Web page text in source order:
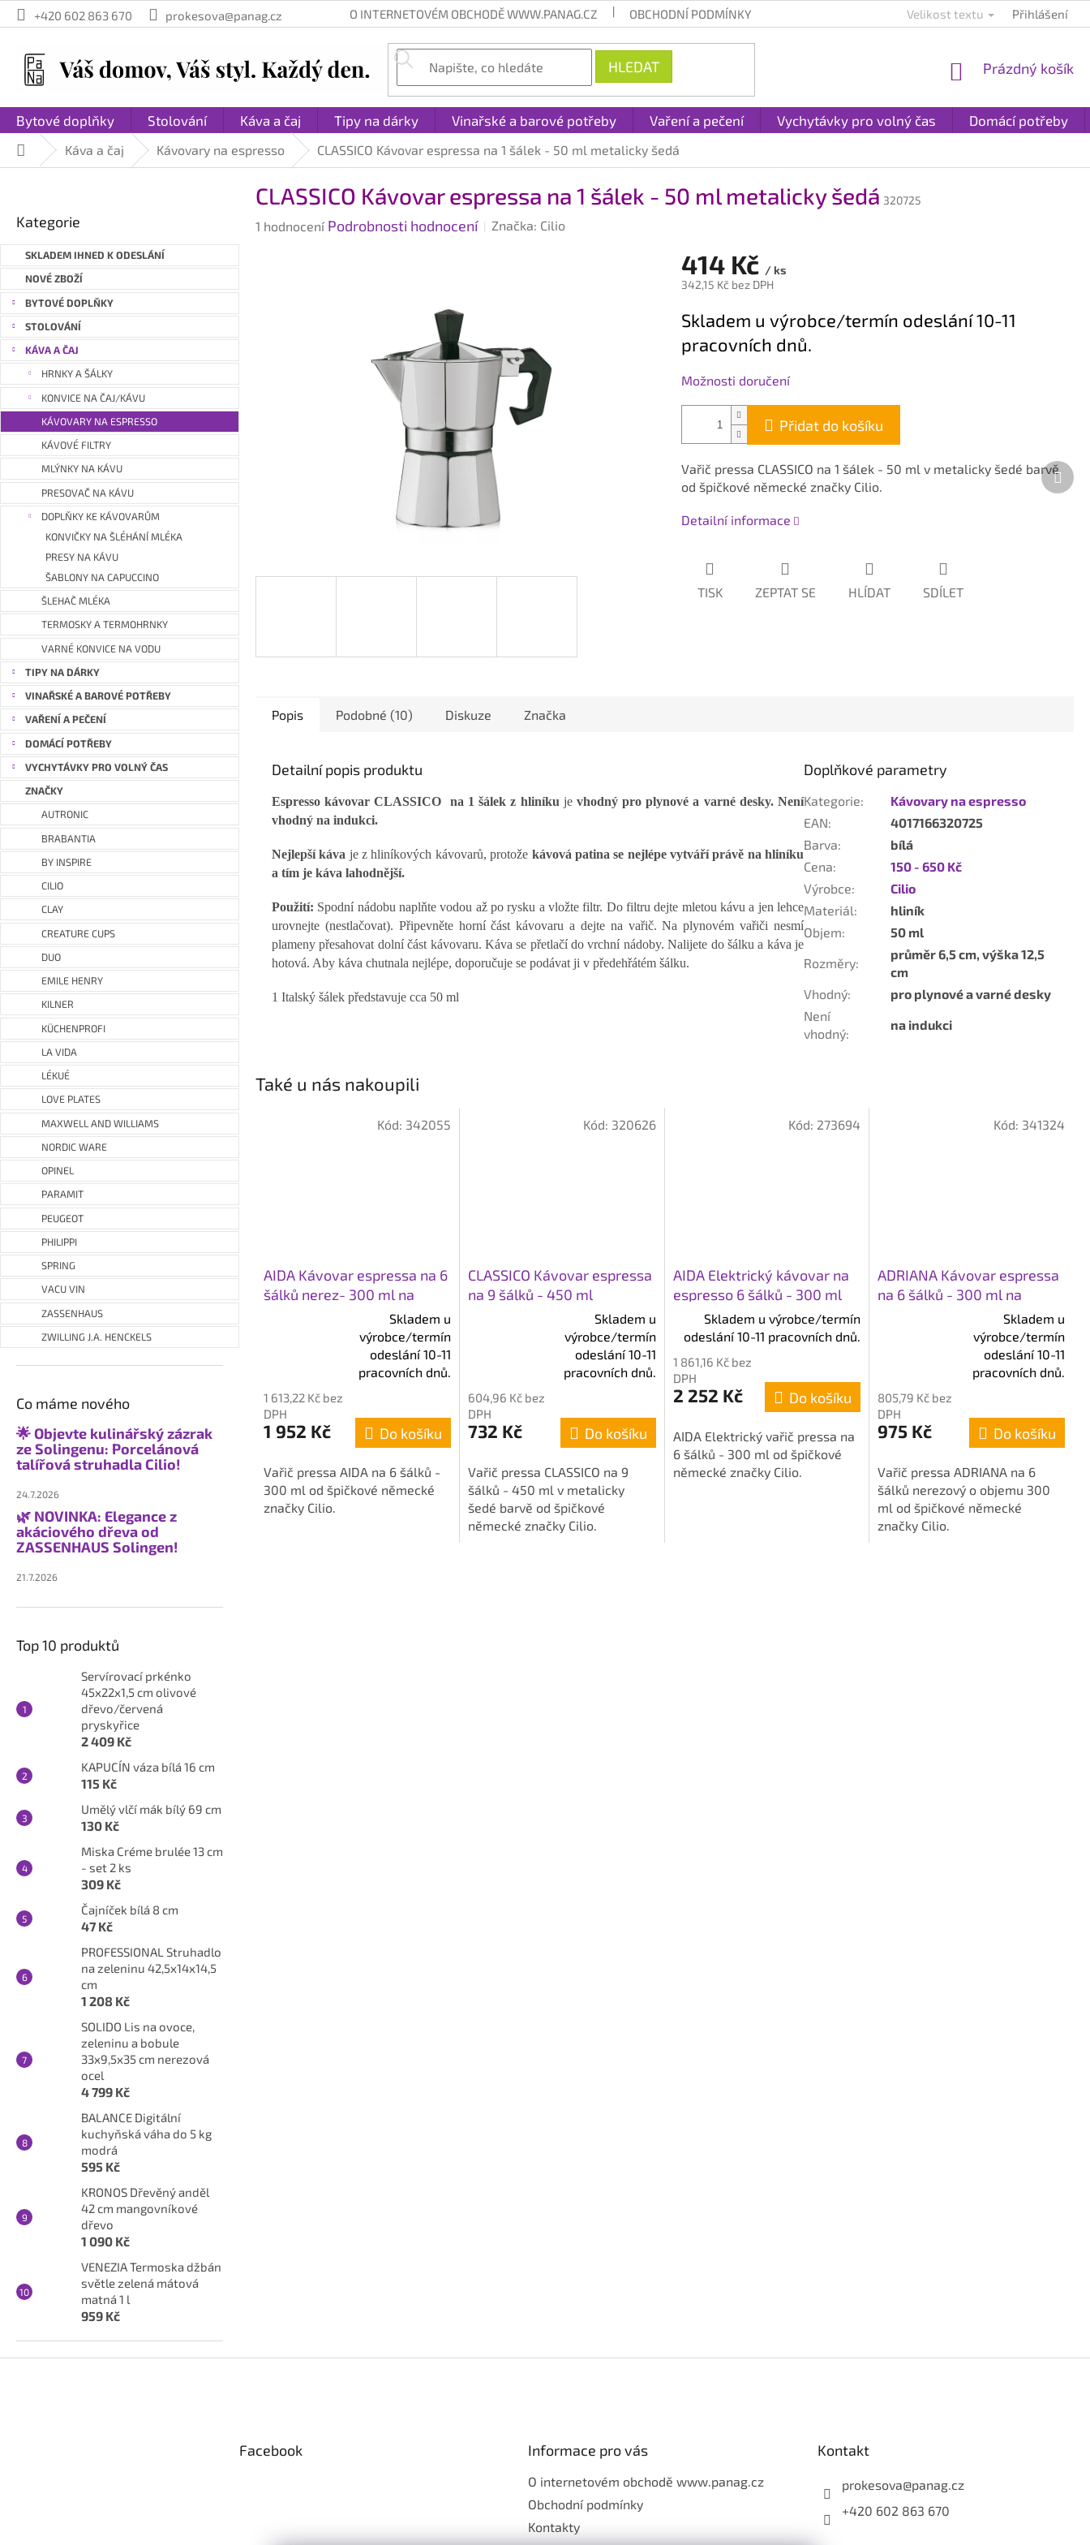
Přejít
na
+420 602 863 670 prokesova@panag.cz O INTERNETOVÉM OBCHODĚ WWW.PANAG.CZ OBCHODNÍ PODMÍNKY PLATBA A DOPRAVA REKLAMACE
Velikost textu Přihlášení
HLEDAT
NÁKUPNÍ
Prázdný košík
Bytové doplňky Stolování Káva a čaj Tipy na dárky Vinařské a barové potřeby Vaření a pečení Vychytávky pro volný čas Domácí potřeby
DomůKáva a čaj Kávovary na espresso CLASSICO Kávovar espressa na 1 šálek - 50 ml metalicky šedá
a
n
n
í
n
e
l
kategorie
Kategorie
SKLADEM IHNED K ODESLÁNÍ
NOVÉ ZBOŽÍ
BYTOVÉ DOPLŇKY
STOLOVÁNÍ
KÁVA A ČAJ
HRNKY A ŠÁLKY
KONVICE NA ČAJ/KÁVU
KÁVOVARY NA ESPRESSO
KÁVOVÉ FILTRY
MLÝNKY NA KÁVU
PRESOVAČ NA KÁVU
DOPLŇKY KE KÁVOVARŮM
KONVIČKY NA ŠLÉHÁNÍ MLÉKA
PRESY NA KÁVU
ŠABLONY NA CAPUCCINO
ŠLEHAČ MLÉKA
TERMOSKY A TERMOHRNKY
VARNÉ KONVICE NA VODU
TIPY NA DÁRKY
VINAŘSKÉ A BAROVÉ POTŘEBY
VAŘENÍ A PEČENÍ
DOMÁCÍ POTŘEBY
VYCHYTÁVKY PRO VOLNÝ ČAS
ZNAČKY
AUTRONIC
BRABANTIA
BY INSPIRE
CILIO
CLAY
CREATURE CUPS
DUO
EMILE HENRY
KILNER
KÜCHENPROFI
LA VIDA
LÉKUÉ
LOVE PLATES
MAXWELL AND WILLIAMS
NORDIC WARE
OPINEL
PARAMIT
PEUGEOT
PHILIPPI
SPRING
VACU VIN
ZASSENHAUS
ZWILLING J.A. HENCKELS
Co máme nového
🌟 Objevte kulinářský zázrak
ze Solingenu: Porcelánová
talířová struhadla Cilio!
24.7.2026
🌿 NOVINKA: Elegance z
akáciového dřeva od
ZASSENHAUS Solingen!
21.7.2026
Top 10 produktů
Servírovací prkénko
45x22x1,5 cm olivové
dřevo/červená
pryskyřice
2 409 Kč
KAPUCÍN váza bílá 16 cm
115 Kč
Umělý vlčí mák bílý 69 cm
130 Kč
Miska Créme brulée 13 cm
- set 2 ks
309 Kč
Čajníček bílá 8 cm
47 Kč
PROFESSIONAL Struhadlo
na zeleninu 42,5x14x14,5
cm
1 208 Kč
SOLIDO Lis na ovoce,
zeleninu a bobule
33x9,5x35 cm nerezová
ocel
4 799 Kč
BALANCE Digitální
kuchyňská váha do 5 kg
modrá
595 Kč
KRONOS Dřevěný anděl
42 cm mangovníkové
dřevo
1 090 Kč
VENEZIA Termoska džbán
světle zelená mátová
matná 1 l
959 Kč
CLASSICO Kávovar espressa na 1 šálek - 50 ml metalicky šedá 320725
Průměrné
1 hodnocení Podrobnosti hodnocení Značka: Cilio
414 Kč / ks
342,15 Kč bez DPH
cena:
Skladem u výrobce/termín odeslání 10-11
pracovních dnů.
Možnosti doručení
Přidat do košíku
Vařič pressa CLASSICO na 1 šálek - 50 ml v metalicky šedé barvě
od špičkové německé značky Cilio.
Detailní informace
TISK ZEPTAT SE HLÍDAT SDÍLET
Popis Podobné (10) Diskuze Značka
Detailní popis produktu
Espresso kávovar CLASSICO na 1 šálek z hliníku je vhodný pro plynové a varné desky. Není
vhodný na indukci.
Nejlepší káva je z hliníkových kávovarů, protože kávová patina se nejlépe vytváří právě na hliníku
a tím je káva lahodnější.
Použití: Spodní nádobu naplňte vodou až po rysku a vložte filtr. Do filtru dejte mletou kávu a jen lehce
urovnejte (nestlačovat). Připevněte horní část kávovaru a dejte na vařič. Na plynovém vařiči nesmí
plameny přesahovat dolní část kávovaru. Káva se přetlačí do vrchní nádoby. Nalijete do šálku a káva je
hotová. Aby káva chutnala nejlépe, doporučuje se podávat ji v předehřátém šálku.
1 Italský šálek představuje cca 50 ml
Doplňkové parametry
Kategorie:
Kávovary na espresso
EAN:
4017166320725
Barva:
bílá
Cena:
150 - 650 Kč
Výrobce:
Cilio
Materiál:
hliník
Objem:
50 ml
Rozměry:
průměr 6,5 cm, výška 12,5
cm
Vhodný:
pro plynové a varné desky
Není
vhodný:
na indukci
Také u nás nakoupili
AIDA Kávovar espressa na 6
šálků nerez- 300 ml na
je
5,0
z
hvězdiček.
Skladem u
výrobce/termín
odeslání 10-11
pracovních dnů.
1 613,22 Kč bez
DPH
1 952 Kč Do košíku
Vařič pressa AIDA na 6 šálků -
300 ml od špičkové německé
značky Cilio.
Kód: 342055
CLASSICO Kávovar espressa
na 9 šálků - 450 ml
je
4,7
z
hvězdiček.
Skladem u
výrobce/termín
odeslání 10-11
pracovních dnů.
604,96 Kč bez
DPH
732 Kč Do košíku
Vařič pressa CLASSICO na 9
šálků - 450 ml v metalicky
šedé barvě od špičkové
německé značky Cilio.
Kód: 320626
AIDA Elektrický kávovar na
espresso 6 šálků - 300 ml
Skladem u výrobce/termín
odeslání 10-11 pracovních dnů.
1 861,16 Kč bez
DPH
2 252 Kč Do košíku
AIDA Elektrický vařič pressa na
6 šálků - 300 ml od špičkové
německé značky Cilio.
Kód: 273694
ADRIANA Kávovar espressa
na 6 šálků - 300 ml na
je
5,0
z
hvězdiček.
Skladem u
výrobce/termín
odeslání 10-11
pracovních dnů.
805,79 Kč bez
DPH
975 Kč Do košíku
Vařič pressa ADRIANA na 6
šálků nerezový o objemu 300
ml od špičkové německé
značky Cilio.
Kód: 341324
Facebook Informace pro vás
O internetovém obchodě www.panag.cz
Obchodní podmínky
Kontakty
Kontakt
prokesova@panag.cz
+420 602 863 670